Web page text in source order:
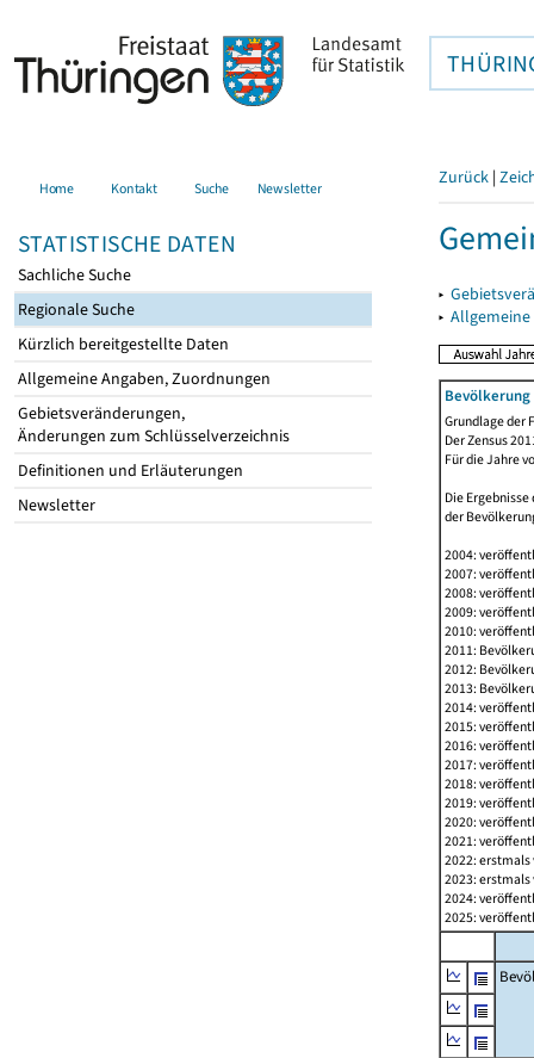
Home Kontakt Suche Newsletter
STATISTISCHE DATEN
Sachliche Suche
Regionale Suche
Kürzlich bereitgestellte Daten
Allgemeine Angaben, Zuordnungen
Gebietsveränderungen,
Änderungen zum Schlüsselverzeichnis
Definitionen und Erläuterungen
Newsletter
Zurück |
▸
▸
Grundlage der
Der Zensus
Für die Jahre
Die
der
2004:
2007:
2008:
2009:
2010:
2011:
2012:
2013:
2014:
2015:
2016:
2017:
2018:
2019:
2020:
2021:
2022:
2023:
2024:
2025: